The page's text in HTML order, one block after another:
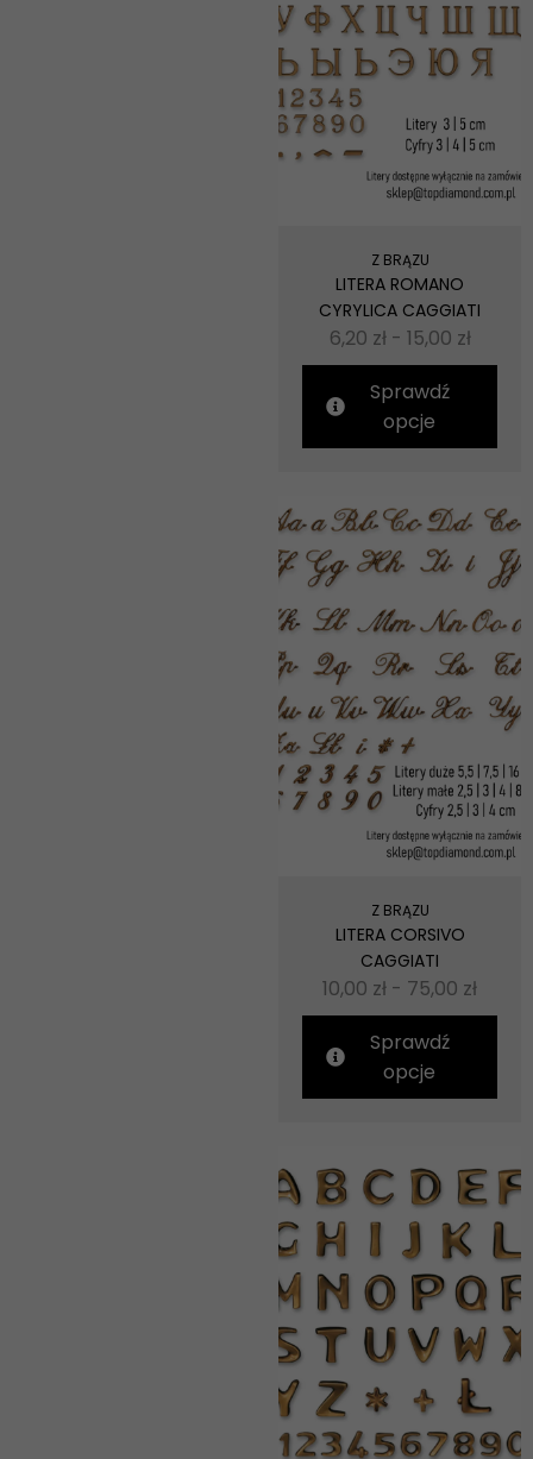
Z BRĄZU
LITERA ROMANO
CYRYLICA CAGGIATI
6,20 zł - 15,00 zł
Sprawdź
opcje
Z BRĄZU
LITERA CORSIVO
CAGGIATI
10,00 zł - 75,00 zł
Sprawdź
opcje
Konieczne
Te pliki cookie
nie są
opcjonalne. Są